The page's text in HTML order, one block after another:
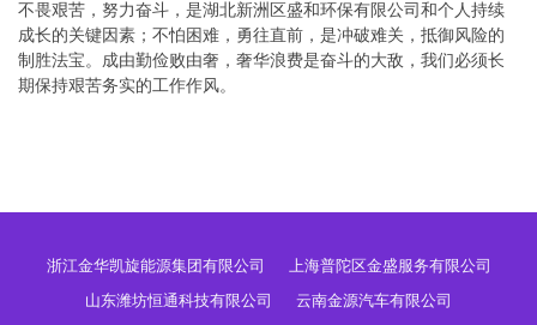
不畏艰苦，努力奋斗，是湖北新洲区盛和环保有限公司和个人持续
成长的关键因素；不怕困难，勇往直前，是冲破难关，抵御风险的
制胜法宝。成由勤俭败由奢，奢华浪费是奋斗的大敌，我们必须长
期保持艰苦务实的工作作风。
浙江金华凯旋能源集团有限公司
上海普陀区金盛服务有限公司
山东潍坊恒通科技有限公司
云南金源汽车有限公司